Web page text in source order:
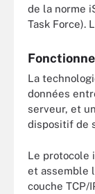
de la norme
Task Force).
La
données
serveur, et
dispositif de
Le protocole
et assemble
couche TCP/